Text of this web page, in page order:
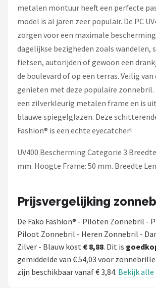
metalen montuur heeft een perfecte
model is al jaren zeer populair. De PC
zorgen voor een maximale
dagelijkse bezigheden zoals wandelen,
fietsen, autorijden of gewoon een
de boulevard of op een terras. Veilig van
genieten met deze populaire zonnebril.
een zilverkleurig metalen frame en is
blauwe spiegelglazen. Deze
Fashion® is een echte eyecatcher!
UV400 Bescherming Categorie 3
mm. Hoogte Frame: 50 mm. Breedte
Prijsvergelijking
De Fako Fashion® - Piloten Zonnebril -
Piloot Zonnebril - Heren Zonnebril -
Zilver - Blauw kost € 8,88. Dit is
gemiddelde van € 54,03 voor
zijn beschikbaar vanaf € 3,84. Bekijk